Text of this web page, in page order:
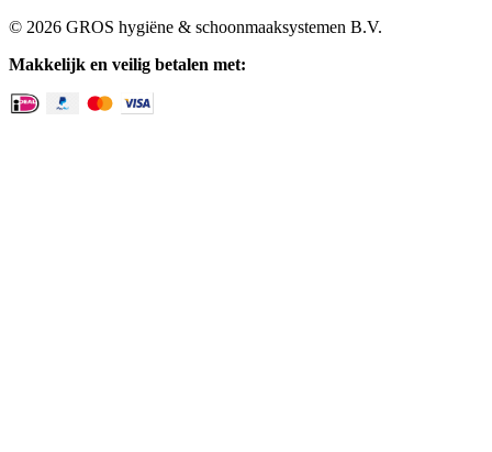
© 2026 GROS hygiëne & schoonmaaksystemen B.V.
Makkelijk en veilig betalen met: